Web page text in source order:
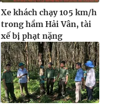
Xe khách chạy 105 km/h
trong hầm Hải Vân, tài
xế bị phạt nặng